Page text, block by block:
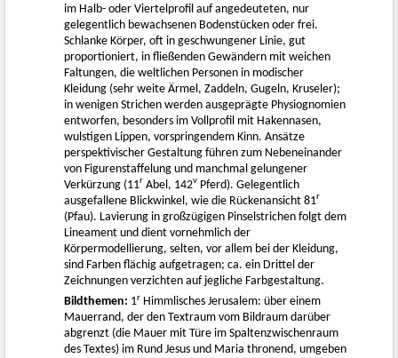
im Halb- oder Viertelprofil auf angedeuteten, nur
gelegentlich bewachsenen Bodenstücken oder frei.
Schlanke Körper, oft in geschwungener Linie, gut
proportioniert, in fließenden Gewändern mit weichen
Faltungen, die weltlichen Personen in modischer
Kleidung (sehr weite Ärmel, Zaddeln, Gugeln, Kruseler);
in wenigen Strichen werden ausgeprägte Physiognomien
entworfen, besonders im Vollprofil mit Hakennasen,
wulstigen Lippen, vorspringendem Kinn. Ansätze
perspektivischer Gestaltung führen zum Nebeneinander
von Figurenstaffelung und manchmal gelungener
Verkürzung (11r Abel, 142v Pferd). Gelegentlich
ausgefallene Blickwinkel, wie die Rückenansicht 81r
(Pfau). Lavierung in großzügigen Pinselstrichen folgt dem
Lineament und dient vornehmlich der
Körpermodellierung, selten, vor allem bei der Kleidung,
sind Farben flächig aufgetragen; ca. ein Drittel der
Zeichnungen verzichten auf jegliche Farbgestaltung.
Bildthemen: 1r Himmlisches Jerusalem: über einem
Mauerrand, der den Textraum vom Bildraum darüber
abgrenzt (die Mauer mit Türe im Spaltenzwischenraum
des Textes) im Rund Jesus und Maria thronend, umgeben